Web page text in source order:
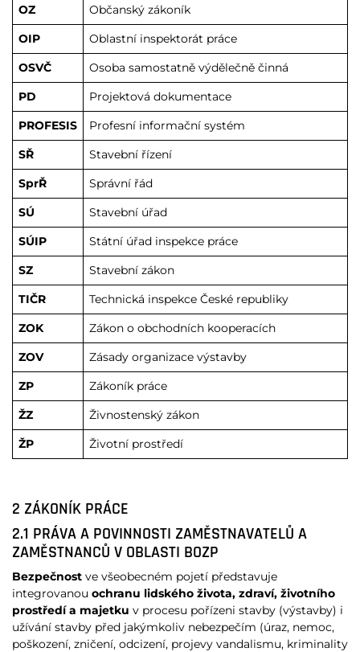
OZ
Občanský zákoník
OIP
Oblastní inspektorát práce
OSVČ
Osoba samostatně výdělečně činná
PD
Projektová dokumentace
PROFESIS
Profesní informační systém
SŘ
Stavební řízení
SprŘ
Správní řád
SÚ
Stavební úřad
SÚIP
Státní úřad inspekce práce
SZ
Stavební zákon
TIČR
Technická inspekce České republiky
ZOK
Zákon o obchodních kooperacích
ZOV
Zásady organizace výstavby
ZP
Zákoník práce
ŽZ
Živnostenský zákon
ŽP
Životní prostředí
2 ZÁKONÍK PRÁCE
2.1 PRÁVA A POVINNOSTI ZAMĚSTNAVATELŮ A
ZAMĚSTNANCŮ V OBLASTI BOZP
Bezpečnost ve všeobecném pojetí představuje
integrovanou ochranu lidského života, zdraví, životního
prostředí a majetku v procesu pořízeni stavby (výstavby) i
užívání stavby před jakýmkoliv nebezpečím (úraz, nemoc,
poškození, zničení, odcizení, projevy vandalismu, kriminality